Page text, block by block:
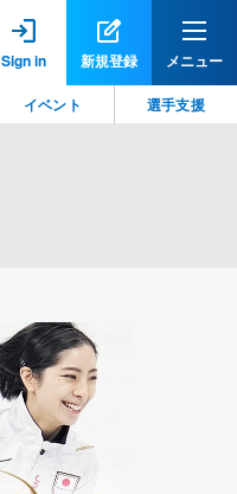
Sign in 新規登録 メニュー
イベント 選手支援